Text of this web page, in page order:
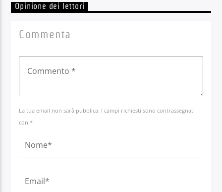
Opinione dei lettori
Commenta
La tua email non sarà pubblica. I campi richiesti sono contrassegnati
con *